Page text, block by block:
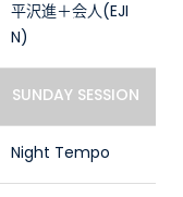
平沢進＋会人(EJI
N)
SUNDAY SESSION
Night Tempo